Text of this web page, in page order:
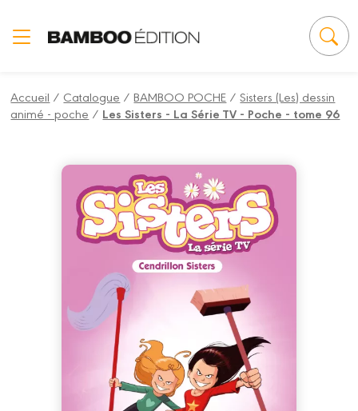
Accueil / Catalogue /BAMBOO POCHE /Sisters (Les) dessin
animé - poche / Les Sisters - La Série TV - Poche - tome 96